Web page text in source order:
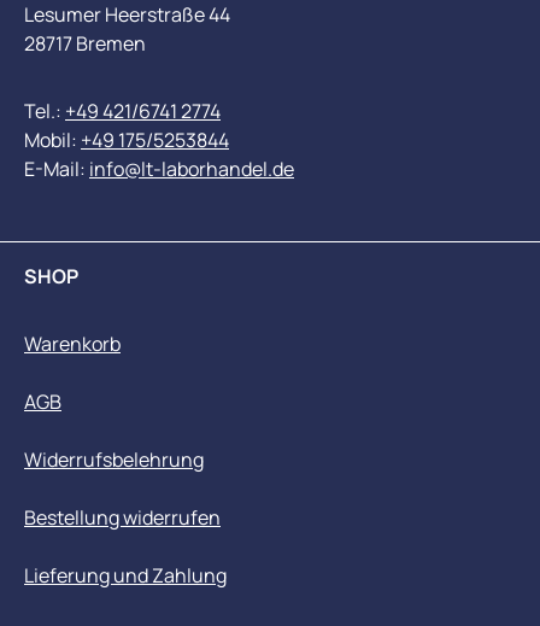
Lesumer Heerstraße 44
28717 Bremen
Tel.: +49 421/6741 2774
Mobil: +49 175/5253844
E-Mail: info@lt-laborhandel.de
SHOP
Warenkorb
AGB
Widerrufsbelehrung
Bestellung widerrufen
Lieferung und Zahlung